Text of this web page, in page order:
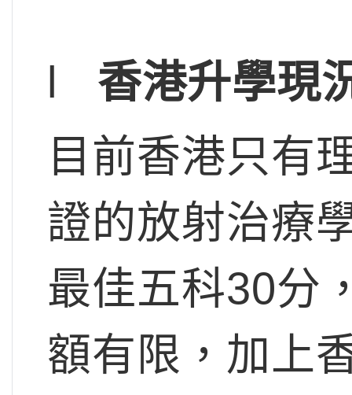
l 香港升學現
目前香港只有
證的放射治療
最佳五科30分
額有限，加上